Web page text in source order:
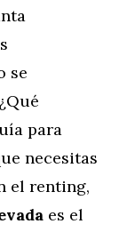
se
para
necesitas
el renting,
es el